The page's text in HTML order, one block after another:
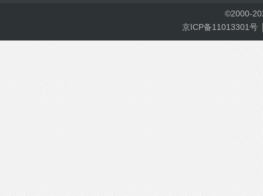
©2000-
京ICP备11013301号